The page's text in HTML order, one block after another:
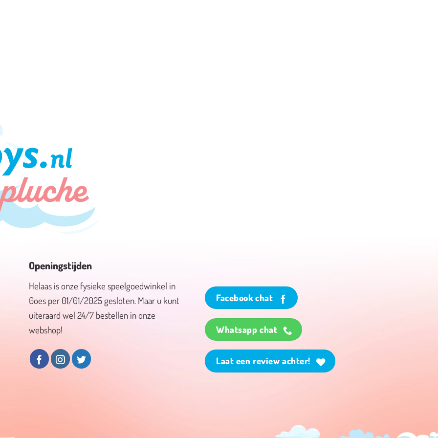
Openingstijden
Helaas is onze fysieke speelgoedwinkel in
Goes per 01/01/2025 gesloten. Maar u kunt
uiteraard wel 24/7 bestellen in onze
webshop!
Facebook chat
Whatsapp chat
Laat een review achter!